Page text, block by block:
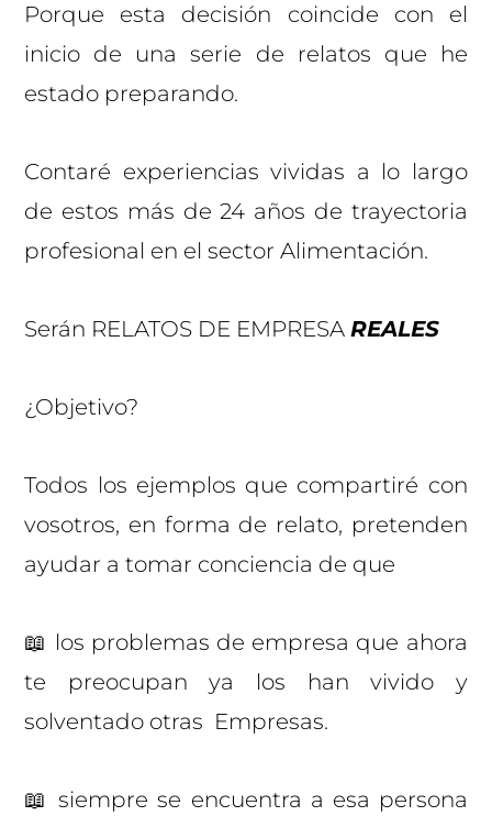
Porque esta decisión coincide con el
inicio de una serie de relatos que he
estado preparando.
Contaré experiencias vividas a lo largo
de estos más de 24 años de trayectoria
profesional en el sector Alimentación.
Serán RELATOS DE EMPRESAREALES
¿Objetivo?
Todos los ejemplos que compartiré con
vosotros, en forma de relato, pretenden
ayudar a tomar conciencia de que
📖 los problemas de empresa que ahora
te preocupan ya los han vivido y
solventado otras Empresas.
📖 siempre se encuentra a esa persona